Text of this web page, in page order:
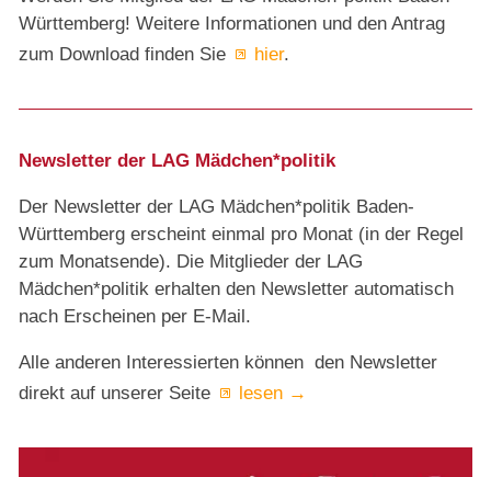
Württemberg! Weitere Informationen und den Antrag
zum Download finden Sie
hier.
Newsletter der LAG Mädchen*politik
Der Newsletter der LAG Mädchen*politik Baden-
Württemberg erscheint einmal pro Monat (in der Regel
zum Monatsende). Die Mitglieder der LAG
Mädchen*politik erhalten den Newsletter automatisch
nach Erscheinen per E-Mail.
Alle anderen Interessierten können den Newsletter
direkt auf unserer Seite
lesen →